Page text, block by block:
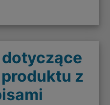
dotyczące
z